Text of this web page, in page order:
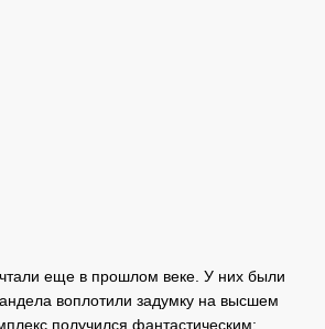
еще в прошлом веке. У них были
воплотили задумку на высшем
получился фантастическим: